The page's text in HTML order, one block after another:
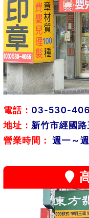
電話： 03-530-
地址： 新竹市經國
營業時間：
週一～